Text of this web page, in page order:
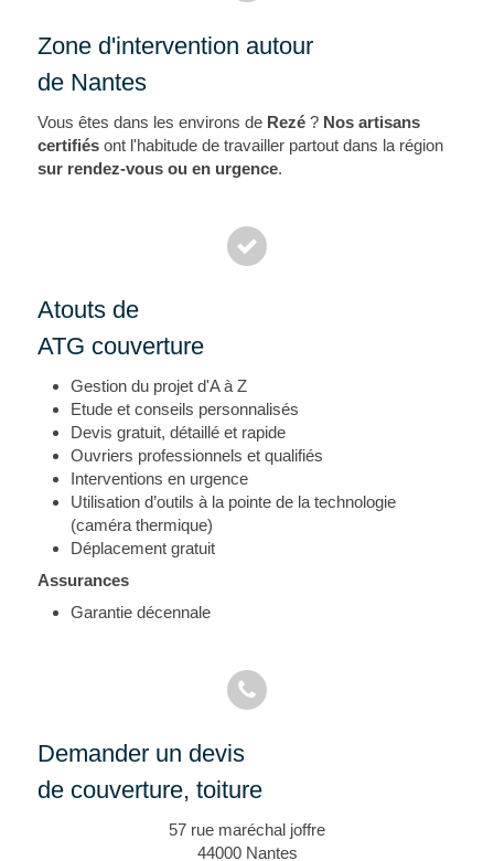
Zone d'intervention autour
de Nantes
Vous êtes dans les environs de Rezé ? Nos artisans
certifiés ont l'habitude de travailler partout dans la région
sur rendez-vous ou en urgence.
Atouts de
ATG couverture
Gestion du projet d'A à Z
Etude et conseils personnalisés
Devis gratuit, détaillé et rapide
Ouvriers professionnels et qualifiés
Interventions en urgence
Utilisation d’outils à la pointe de la technologie
(caméra thermique)
Déplacement gratuit
Assurances
Garantie décennale
Demander un devis
de couverture, toiture
57 rue maréchal joffre
44000 Nantes